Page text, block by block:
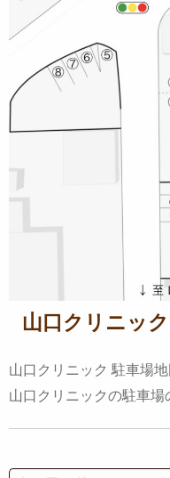
山口クリニッ
山口クリニック 駐車場地
山口クリニックの駐車場